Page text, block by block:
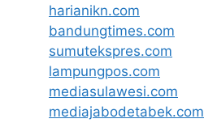
harianikn.com
bandungtimes.com
sumutekspres.com
lampungpos.com
mediasulawesi.com
mediajabodetabek.com